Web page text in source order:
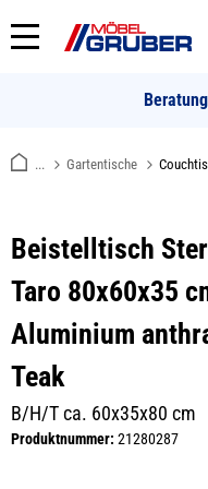
springen
... Gartentische
Beistelltisch
Taro 80x60x35
Aluminium
Teak
B/H/T ca. 60x35x80 cm
Produktnummer: 21280287